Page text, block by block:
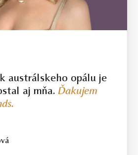
austrálskeho opálu je
aj mňa.Ďakujem